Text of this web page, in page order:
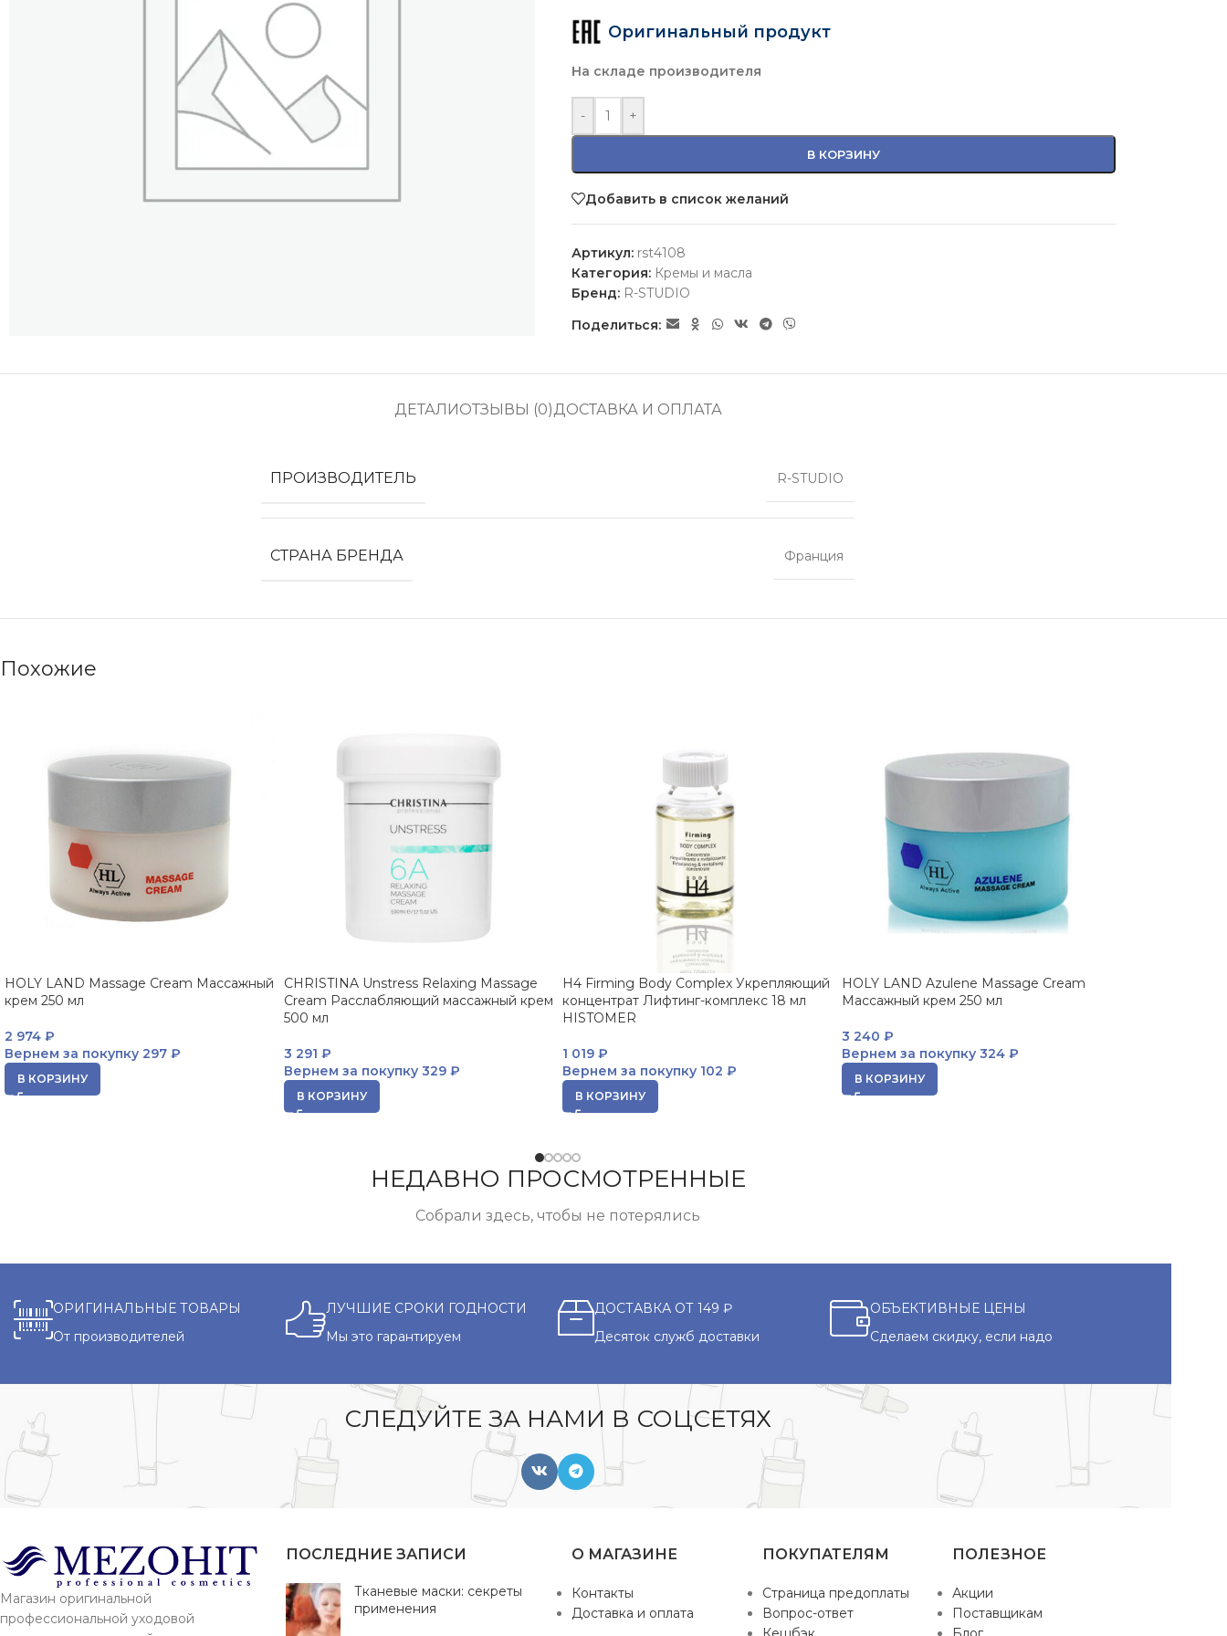
Оригинальный продукт
На складе производителя
- +
В КОРЗИНУ
Добавить в список желаний
Артикул: rst4108
Категория: Кремы и масла
Бренд: R-STUDIO
Поделиться:
ДЕТАЛИОТЗЫВЫ (0)ДОСТАВКА И ОПЛАТА
ПРОИЗВОДИТЕЛЬ R-STUDIO
СТРАНА БРЕНДА Франция
Похожие
HOLY LAND Massage Cream Массажный
крем 250 мл
2 974 ₽
Вернем за покупку 297 ₽
В КОРЗИНУ
CHRISTINA Unstress Relaxing Massage
Cream Расслабляющий массажный крем
500 мл
3 291 ₽
Вернем за покупку329 ₽
В КОРЗИНУ
H4 Firming Body Complex Укрепляющий
концентрат Лифтинг-комплекс 18 мл
HISTOMER
1 019 ₽
Вернем за покупку 102 ₽
В КОРЗИНУ
HOLY LAND Azulene Massage Cream
Массажный крем 250 мл
3 240 ₽
Вернем за покупку324 ₽
В КОРЗИНУ
НЕДАВНО ПРОСМОТРЕННЫЕ
Собрали здесь, чтобы не потерялись
ОРИГИНАЛЬНЫЕ ТОВАРЫ
От производителей
ЛУЧШИЕ СРОКИ ГОДНОСТИ
Мы это гарантируем
ДОСТАВКА ОТ 149 ₽
Десяток служб доставки
ОБЪЕКТИВНЫЕ ЦЕНЫ
Сделаем скидку, если надо
СЛЕДУЙТЕ ЗА НАМИ В СОЦСЕТЯХ
Магазин оригинальной
профессиональной уходовой
ПОСЛЕДНИЕ ЗАПИСИ
Тканевые маски: секреты
применения
О МАГАЗИНЕ
Контакты
Доставка и оплата
ПОКУПАТЕЛЯМ
Страница предоплаты
Вопрос-ответ
ПОЛЕЗНОЕ
Акции
Поставщикам